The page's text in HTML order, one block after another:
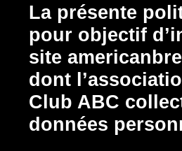
La présente
pour objectif
site
dont
Club ABC
données